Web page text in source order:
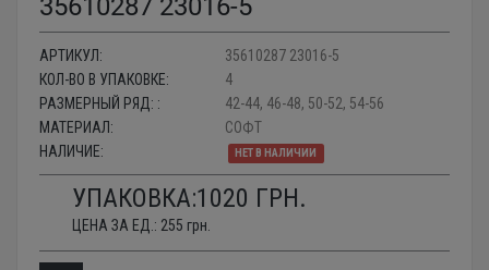
35610287 23016-5
АРТИКУЛ:
35610287 23016-5
КОЛ-ВО В УПАКОВКЕ:
4
РАЗМЕРНЫЙ РЯД: :
42-44, 46-48, 50-52, 54-56
МАТЕРИАЛ:
СОФТ
НАЛИЧИЕ:
НЕТ В НАЛИЧИИ
УПАКОВКА:1020 ГРН.
ЦЕНА ЗА ЕД.: 255 грн.